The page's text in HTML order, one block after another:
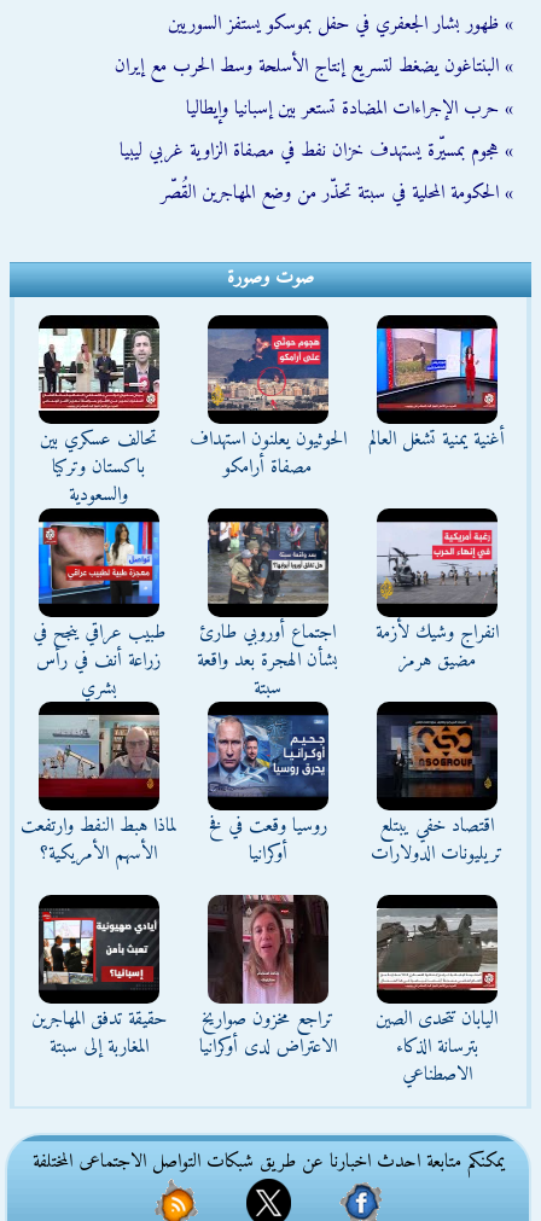
» ظهور بشار الجعفري في حفل بموسكو يستفز السوريين
» البنتاغون يضغط لتسريع إنتاج الأسلحة وسط الحرب مع إيران
» حرب الإجراءات المضادة تستعر بين إسبانيا وإيطاليا
» هجوم بمسيّرة يستهدف خزان نفط في مصفاة الزاوية غربي ليبيا
» الحكومة المحلية في سبتة تحذّر من وضع المهاجرين القُصّر
صوت وصورة
أغنية يمنية تشغل العالم
الحوثيون يعلنون استهداف
مصفاة أرامكو
تحالف عسكري بين
باكستان وتركيا
والسعودية
انفراج وشيك لأزمة
مضيق هرمز
اجتماع أوروبي طارئ
بشأن الهجرة بعد واقعة
سبتة
طبيب عراقي ينجح في
زراعة أنف في رأس
بشري
اقتصاد خفي يبتلع
تريليونات الدولارات
روسيا وقعت في فخ
أوكرانيا
لماذا هبط النفط وارتفعت
الأسهم الأمريكية؟
اليابان تتحدى الصين
بترسانة الذكاء
الاصطناعي
تراجع مخزون صواريخ
الاعتراض لدى أوكرانيا
حقيقة تدفق المهاجرين
المغاربة إلى سبتة
يمكنكم متابعة احدث اخبارنا عن طريق شبكات التواصل الاجتماعى المختلفة